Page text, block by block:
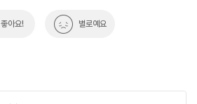
좋아요! 별로예요